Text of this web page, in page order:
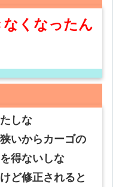
くなったん
しな
いからカーゴの
得ないしな
ど修正されると